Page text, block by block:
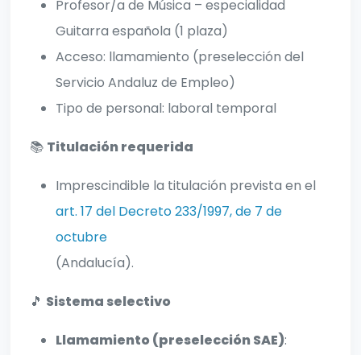
Profesor/a de Música – especialidad
Guitarra española (1 plaza)
Acceso: llamamiento (preselección del
Servicio Andaluz de Empleo)
Tipo de personal: laboral temporal
📚 Titulación requerida
Imprescindible la titulación prevista en el
art. 17 del Decreto 233/1997, de 7 de
octubre
(Andalucía).
🎵 Sistema selectivo
Llamamiento (preselección SAE):